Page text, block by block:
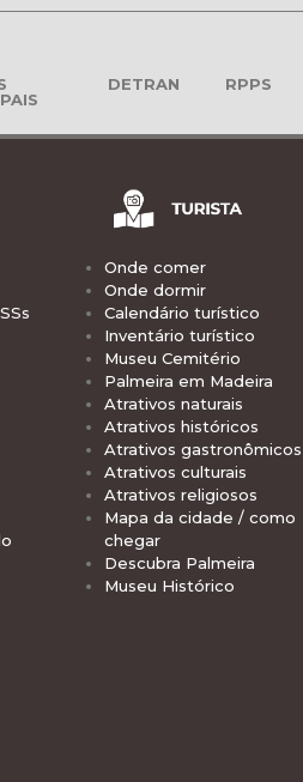
DETRAN RPPS
Onde comer
Onde dormir
Calendário turístico
Inventário turístico
Museu Cemitério
Palmeira em Madeira
Atrativos naturais
Atrativos históricos
Atrativos gastronômicos
Atrativos culturais
Atrativos religiosos
Mapa da cidade / como
chegar
Descubra Palmeira
Museu Histórico